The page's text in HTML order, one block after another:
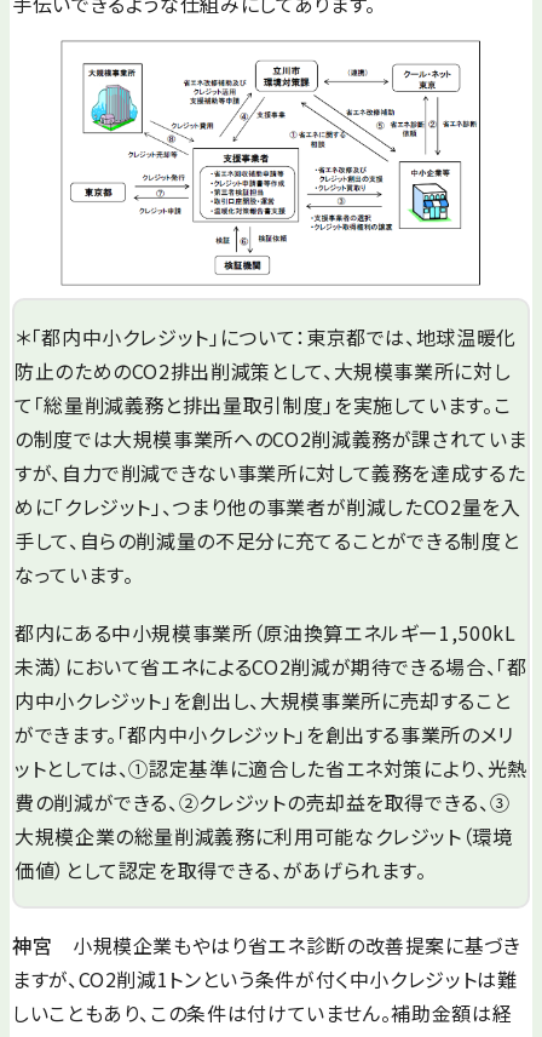
＊「都内中小クレジット」について：東京都では、地球温暖化
防止のためのCO2排出削減策として、大規模事業所に対し
て「総量削減義務と排出量取引制度」を実施しています。こ
の制度では大規模事業所へのCO2削減義務が課されていま
すが、自力で削減できない事業所に対して義務を達成するた
めに「クレジット」、つまり他の事業者が削減したCO2量を入
手して、自らの削減量の不足分に充てることができる制度と
なっています。
都内にある中小規模事業所（原油換算エネルギー1,500kL
未満）において省エネによるCO2削減が期待できる場合、「都
内中小クレジット」を創出し、大規模事業所に売却すること
ができます。「都内中小クレジット」を創出する事業所のメリ
ットとしては、①認定基準に適合した省エネ対策により、光熱
費の削減ができる、②クレジットの売却益を取得できる、③
大規模企業の総量削減義務に利用可能なクレジット（環境
価値）として認定を取得できる、があげられます。
神宮 小規模企業もやはり省エネ診断の改善提案に基づき
ますが、CO2削減1トンという条件が付く中小クレジットは難
しいこともあり、この条件は付けていません。補助金額は経